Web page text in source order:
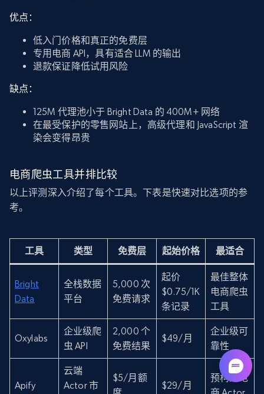
优点：
低入门价格和真正的免费层
专用电商 API，具有适合 LLM 的输出
退款保证降低试用风险
缺点：
125M 代理池小于 Bright Data 的 400M+ 网络
在最受保护的零售网站上，高级代理和 JavaScript 渲
染会变得昂贵
电商爬虫工具并排比较
以上评测深入介绍了每个工具。下表是快速对比选项的参
考。
工具 类型 免费层 起始价格 最适合
Bright
Data
全栈数据
平台
5,000 次
免费请求
起价
$0.75/1K
条记录
最佳整体
电商爬虫
工具
Oxylabs
企业级爬
虫 API
2,000 个
免费结果
$49/月
企业级可
靠性
Apify
云端
Actor 市
$5/月额
$29/月
预构建电